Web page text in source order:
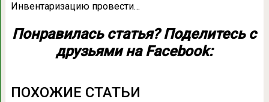
Инвентаризацию провести…
Понравилась статья? Поделитесь с
друзьями на Facebook:
ПОХОЖИЕ СТАТЬИ